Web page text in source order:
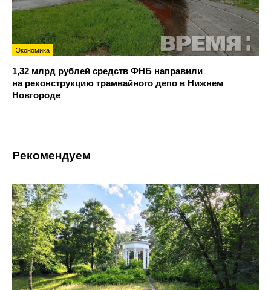
Экономика
1,32 млрд рублей средств ФНБ направили
на реконструкцию трамвайного депо в Нижнем
Новгороде
Рекомендуем